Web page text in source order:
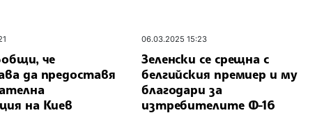
че
да предоставя
на Киев
06.03.2025 15:23
Зеленски се срещна с
белгийския премиер и му
благодари за
изтребителите Ф-16